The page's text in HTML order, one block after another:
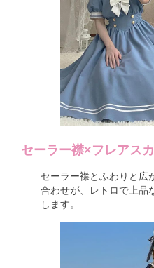
セーラー襟×フレアス
セーラー襟とふわりと広
合わせが、レトロで上品
します。